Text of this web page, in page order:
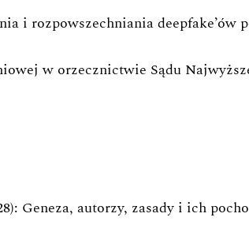
i rozpowszechniania deepfake’ów
w orzecznictwie Sądu
Geneza, autorzy, zasady i ich